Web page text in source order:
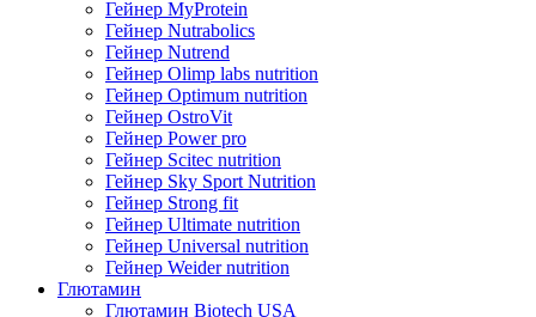
Гейнер MyProtein
Гейнер Nutrabolics
Гейнер Nutrend
Гейнер Olimp labs nutrition
Гейнер Optimum nutrition
Гейнер OstroVit
Гейнер Power pro
Гейнер Scitec nutrition
Гейнер Sky Sport Nutrition
Гейнер Strong fit
Гейнер Ultimate nutrition
Гейнер Universal nutrition
Гейнер Weider nutrition
Глютамин
Глютамин Biotech USA